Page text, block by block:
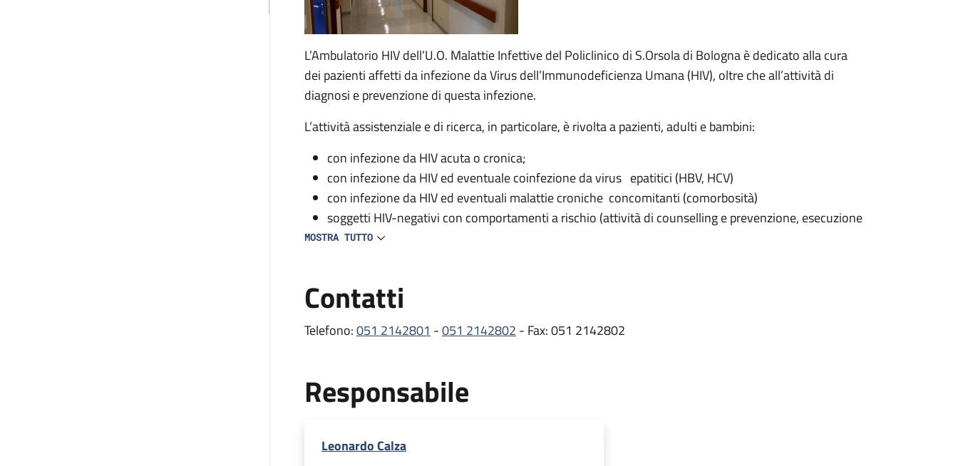
L’Ambulatorio HIV dell’U.O. Malattie Infettive del Policlinico di S.Orsola di Bologna è dedicato alla cura
dei pazienti affetti da infezione da Virus dell’Immunodeficienza Umana (HIV), oltre che all’attività di
diagnosi e prevenzione di questa infezione.
L’attività assistenziale e di ricerca, in particolare, è rivolta a pazienti, adulti e bambini:
con infezione da HIV acuta o cronica;
con infezione da HIV ed eventuale coinfezione da virus epatitici (HBV, HCV)
con infezione da HIV ed eventuali malattie croniche concomitanti (comorbosità)
soggetti HIV-negativi con comportamenti a rischio (attività di counselling e prevenzione, esecuzione
del test HIV).
antiretrovirali) e partecipa a vari studi clinici nazionali e internazionali relativi all’infezione da HIV,
alle comorbosità e all’efficacia/tollerabilità dei farmaci antiretrovirali.
L’ambulatorio si occupa dei pazienti con infezione da HIV, svolgendo un’attività assistenziale che
monitoraggio dell’infezione, oltre alla prescrizione e distribuzione della terapia antiretrovirale e degli altri
farmaci per il trattamento delle comorbosità (erogati dalla Farmacia Ospedaliera con un punto di
MOSTRA TUTTO
Contatti
Telefono:051 2142801 -051 2142802 - Fax: 051 2142802
Responsabile
Leonardo Calza